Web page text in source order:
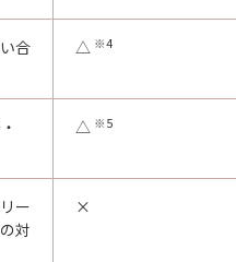
合
△ ※4
△ ※5
ー
対
×